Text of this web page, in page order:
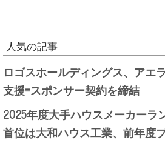
人気の記事
ロゴスホールディングス、アエ
支援=スポンサー契約を締結
2025年度大手ハウスメーカーラ
首位は大和ハウス工業、前年度